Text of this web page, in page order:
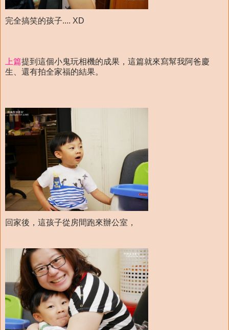
完全搞笑的孩子.... XD
上篇提到這個小鬼玩相機的成果，這篇就來寫幫我阿爸慶
生、還有拍全家福的結果。
回家後，這孩子從房間跑來辦公室，